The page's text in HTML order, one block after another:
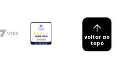
voltar ao
topo